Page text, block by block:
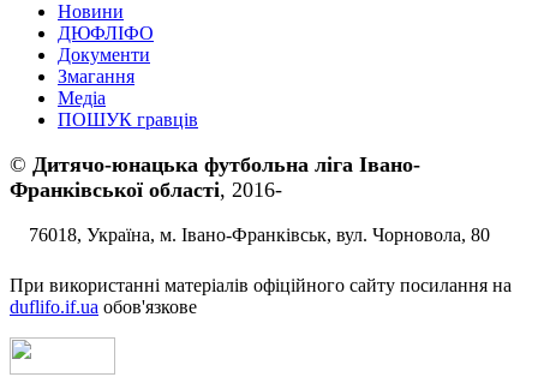
Новини
ДЮФЛІФО
Документи
Змагання
Медіа
ПОШУК гравців
© Дитячо-юнацька футбольна ліга Івано-
Франківської області, 2016-
76018, Україна, м. Івано-Франківськ, вул. Чорновола, 80
При використанні матеріалів офіційного сайту посилання на
duflifo.if.ua обов'язкове